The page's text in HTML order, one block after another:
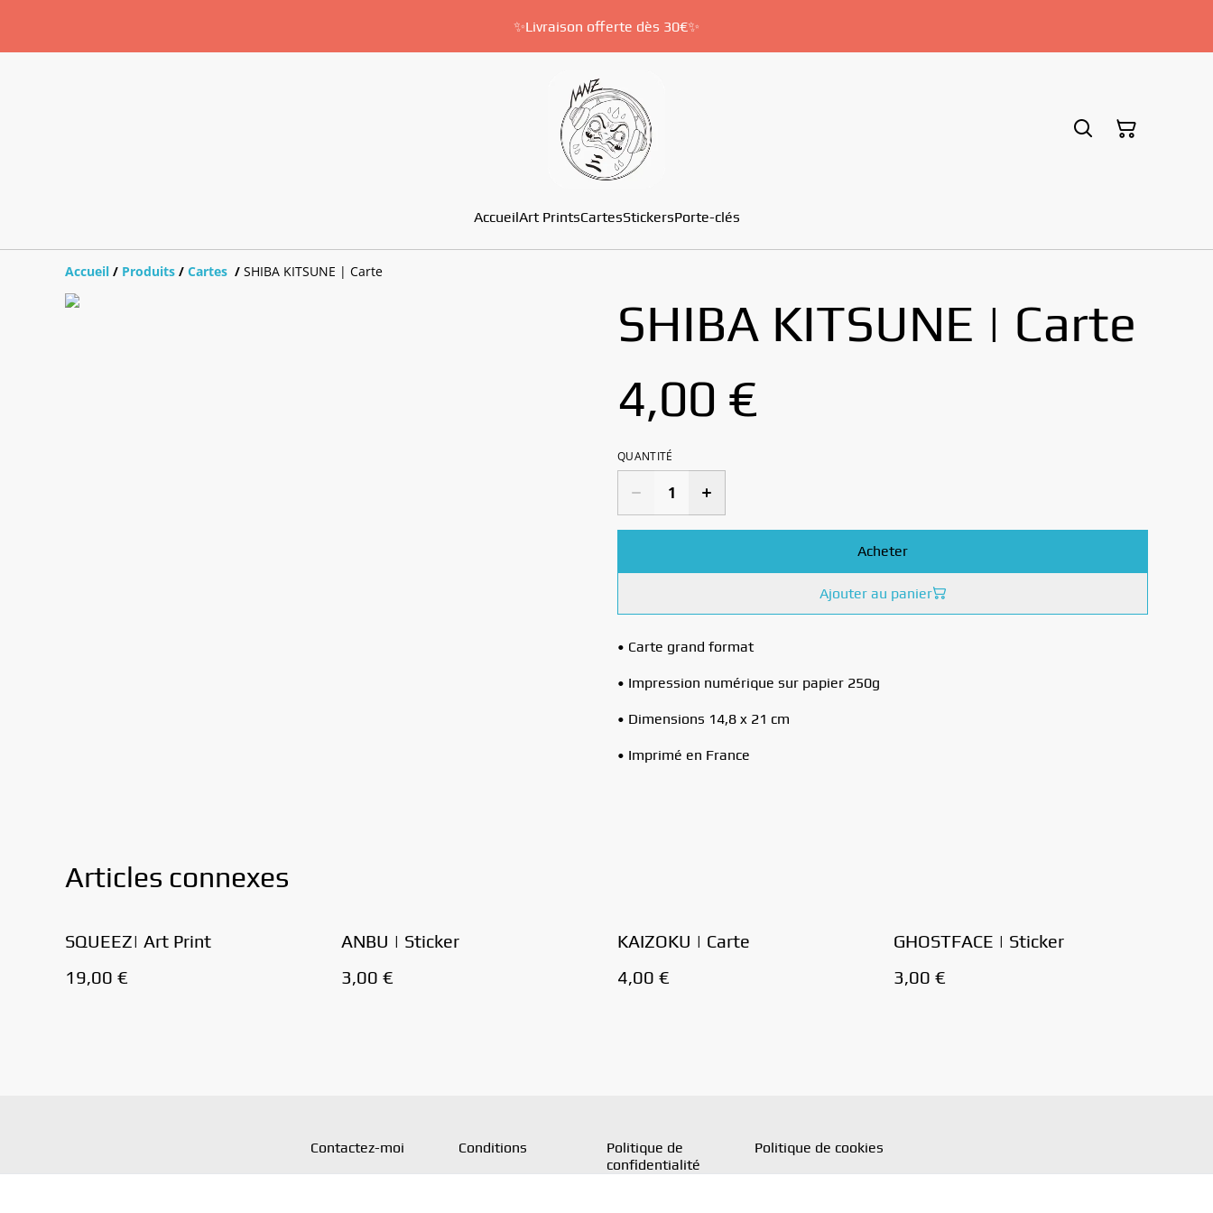
✨Livraison offerte dès 30€✨
AccueilArt PrintsCartesStickersPorte-clés
Accueil / Produits / Cartes / SHIBA KITSUNE | Carte
SHIBA KITSUNE | Carte
4,00 €
QUANTITÉ
Acheter
Ajouter au panier
• Carte grand format
• Impression numérique sur papier 250g
• Dimensions 14,8 x 21 cm
• Imprimé en France
Articles connexes
SQUEEZ| Art Print
19,00 €
ANBU | Sticker
3,00 €
KAIZOKU | Carte
4,00 €
GHOSTFACE | Sticker
3,00 €
Contactez-moi Conditions
Politique de
confidentialité
Politique de cookies